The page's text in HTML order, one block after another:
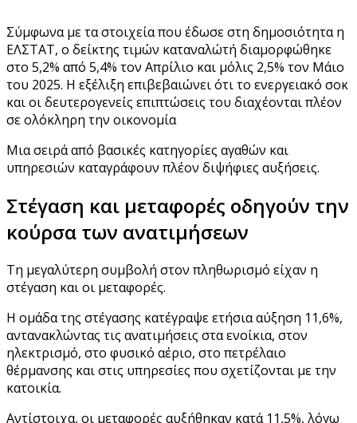
Σύμφωνα με τα στοιχεία που έδωσε στη δημοσιότητα η
ΕΛΣΤΑΤ, ο δείκτης τιμών καταναλώτή διαμορφώθηκε
στο 5,2% από 5,4% τον Απρίλιο και μόλις 2,5% τον Μάιο
του 2025. Η εξέλιξη επιβεβαιώνει ότι το ενεργειακό σοκ
και οι δευτερογενείς επιπτώσεις του διαχέονται πλέον
σε ολόκληρη την οικονομία
Μια σειρά από βασικές κατηγορίες αγαθών και
υπηρεσιών καταγράφουν πλέον διψήφιες αυξήσεις.
Στέγαση και μεταφορές οδηγούν την
κούρσα των ανατιμήσεων
Τη μεγαλύτερη συμβολή στον πληθωρισμό είχαν η
στέγαση και οι μεταφορές.
Η ομάδα της στέγασης κατέγραψε ετήσια αύξηση 11,6%,
αντανακλώντας τις ανατιμήσεις στα ενοίκια, στον
ηλεκτρισμό, στο φυσικό αέριο, στο πετρέλαιο
θέρμανσης και στις υπηρεσίες που σχετίζονται με την
κατοικία.
Αντίστοιχα, οι μεταφορές αυξήθηκαν κατά 11,5%, λόγω